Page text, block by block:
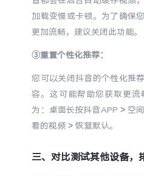
全部Y机型
iQOO Neo11
全部
加载变慢或卡顿。为了确保
更加流畅，建议关闭此功能。
③重置个性化推荐：
您可以关闭抖音的个性化推
容。这可能帮助您获取更
为：桌面长按抖音APP > 空
看的视频 > 恢复默认。
三、对比测试其他设备，